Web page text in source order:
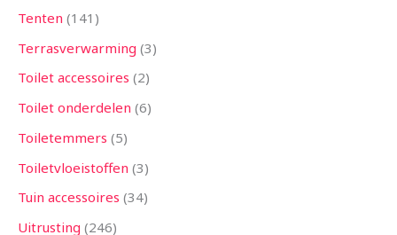
Tenten 141
Terrasverwarming 3
Toilet accessoires 2
Toilet onderdelen 6
Toiletemmers 5
Toiletvloeistoffen 3
Tuin accessoires 34
Uitrusting 246